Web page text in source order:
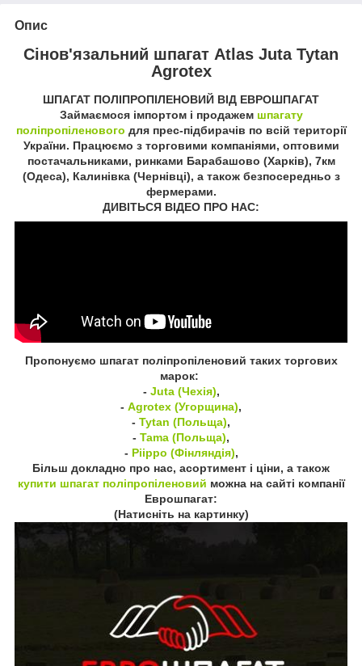
Опис
Сінов'язальний шпагат Atlas Juta Tytan
Agrotex
ШПАГАТ ПОЛІПРОПІЛЕНОВИЙ ВІД ЕВРОШПАГАТ
Займаємося імпортом і продажем шпагату
поліпропіленового для прес-підбирачів по всій території
України. Працюємо з торговими компаніями, оптовими
постачальниками, ринками Барабашово (Харків), 7км
(Одеса), Калинівка (Чернівці), а також безпосередньо з
фермерами.
ДИВІТЬСЯ ВІДЕО ПРО НАС:
Пропонуємо шпагат поліпропіленовий таких торгових
марок:
- Juta (Чехія),
- Agrotex (Угорщина),
- Tytan (Польща),
- Tama (Польща),
- Piippo (Фінляндія),
Більш докладно про нас, асортимент і ціни, а також
купити шпагат поліпропіленовий можна на сайті компанії
Еврошпагат:
(Натисніть на картинку)